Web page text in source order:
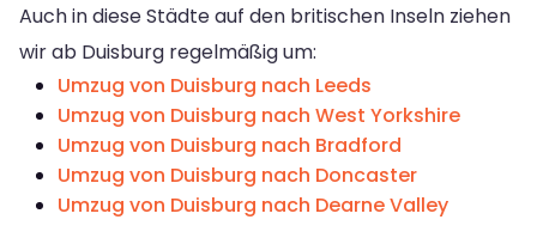
Auch in diese Städte auf den britischen Inseln ziehen
wir ab Duisburg regelmäßig um:
Umzug von Duisburg nach Leeds
Umzug von Duisburg nach West Yorkshire
Umzug von Duisburg nach Bradford
Umzug von Duisburg nach Doncaster
Umzug von Duisburg nach Dearne Valley